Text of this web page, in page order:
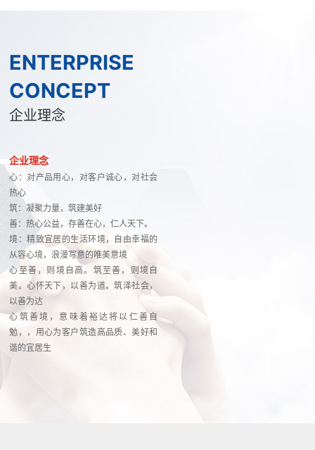
ENTERPRISE
CONCEPT
企业理念
企业理念
心：对产品用心，对客户诚心，对社会
热心
筑：凝聚力量，筑建美好
善：热心公益，存善在心，仁人天下。
境：精致宜居的生活环境，自由幸福的
从容心境，浪漫写意的唯美意境
心至善，则境自高。筑至善，则境自
美。心怀天下，以善为道。筑泽社会，
以善为达
心筑善境，意味着裕达将以仁善自
勉，，用心为客户筑造高品质、美好和
谐的宜居生